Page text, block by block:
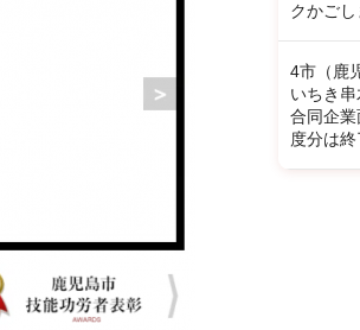
クかごし
4市（鹿
いちき串
合同企
度分は終